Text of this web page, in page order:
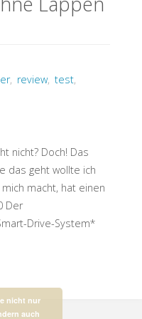
, review, test,
nicht? Doch! Das
das geht wollte ich
macht, hat einen
Der
Drive-System*
nicht nur
auch